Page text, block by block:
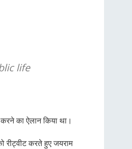
life
का ऐलान किया था।
रीट्वीट करते हुए जयराम